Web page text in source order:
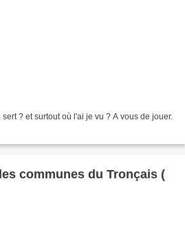
? et surtout où l'ai je vu ? A vous de jouer.
communes du Tronçais (